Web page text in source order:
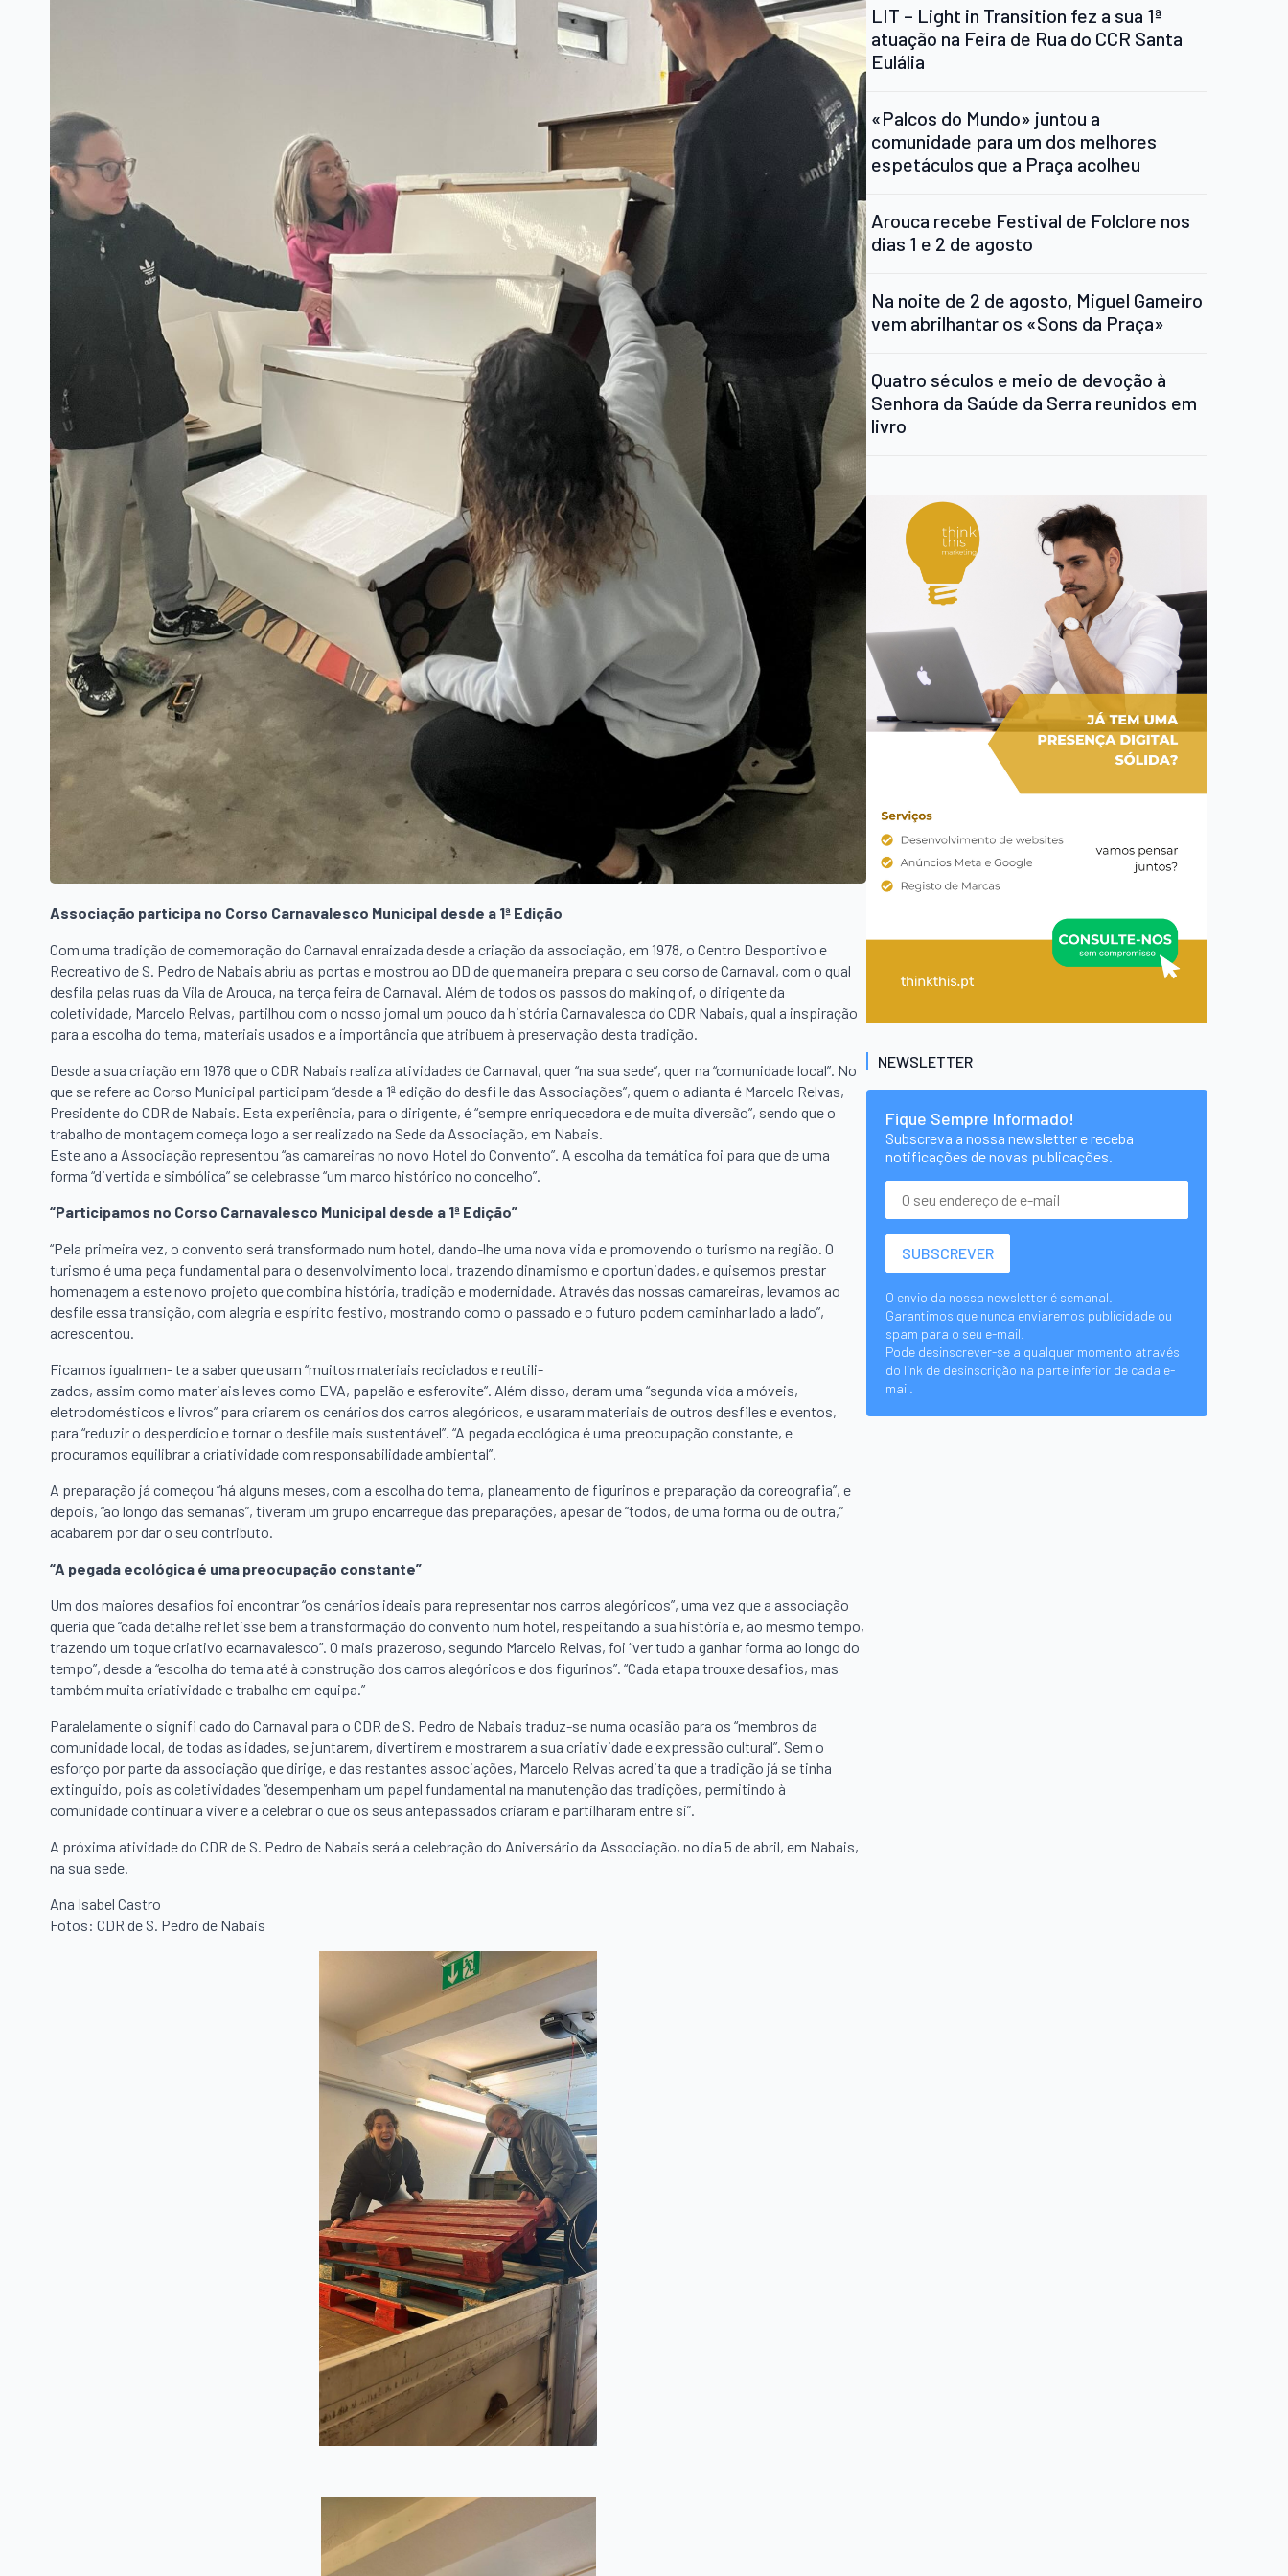
Associação participa no Corso Carnavalesco Municipal desde a 1ª Edição
Com uma tradição de comemoração do Carnaval enraizada desde a criação da associação, em 1978, o Centro Desportivo e
Recreativo de S. Pedro de Nabais abriu as portas e mostrou ao DD de que maneira prepara o seu corso de Carnaval, com o qual
desfila pelas ruas da Vila de Arouca, na terça feira de Carnaval. Além de todos os passos do making of, o dirigente da
coletividade, Marcelo Relvas, partilhou com o nosso jornal um pouco da história Carnavalesca do CDR Nabais, qual a inspiração
para a escolha do tema, materiais usados e a importância que atribuem à preservação desta tradição.
Desde a sua criação em 1978 que o CDR Nabais realiza atividades de Carnaval, quer “na sua sede”, quer na “comunidade local”. No
que se refere ao Corso Municipal participam “desde a 1ª edição do desfi le das Associações”, quem o adianta é Marcelo Relvas,
Presidente do CDR de Nabais. Esta experiência, para o dirigente, é “sempre enriquecedora e de muita diversão”, sendo que o
trabalho de montagem começa logo a ser realizado na Sede da Associação, em Nabais.
Este ano a Associação representou “as camareiras no novo Hotel do Convento”. A escolha da temática foi para que de uma
forma “divertida e simbólica” se celebrasse “um marco histórico no concelho”.
“Participamos no Corso Carnavalesco Municipal desde a 1ª Edição”
“Pela primeira vez, o convento será transformado num hotel, dando-lhe uma nova vida e promovendo o turismo na região. O
turismo é uma peça fundamental para o desenvolvimento local, trazendo dinamismo e oportunidades, e quisemos prestar
homenagem a este novo projeto que combina história, tradição e modernidade. Através das nossas camareiras, levamos ao
desfile essa transição, com alegria e espírito festivo, mostrando como o passado e o futuro podem caminhar lado a lado”,
acrescentou.
Ficamos igualmen- te a saber que usam “muitos materiais reciclados e reutili-
zados, assim como materiais leves como EVA, papelão e esferovite”. Além disso, deram uma “segunda vida a móveis,
eletrodomésticos e livros” para criarem os cenários dos carros alegóricos, e usaram materiais de outros desfiles e eventos,
para “reduzir o desperdício e tornar o desfile mais sustentável”. “A pegada ecológica é uma preocupação constante, e
procuramos equilibrar a criatividade com responsabilidade ambiental”.
A preparação já começou “há alguns meses, com a escolha do tema, planeamento de figurinos e preparação da coreografia”, e
depois, “ao longo das semanas”, tiveram um grupo encarregue das preparações, apesar de “todos, de uma forma ou de outra,”
acabarem por dar o seu contributo.
“A pegada ecológica é uma preocupação constante”
Um dos maiores desafios foi encontrar “os cenários ideais para representar nos carros alegóricos”, uma vez que a associação
queria que “cada detalhe refletisse bem a transformação do convento num hotel, respeitando a sua história e, ao mesmo tempo,
trazendo um toque criativo ecarnavalesco”. O mais prazeroso, segundo Marcelo Relvas, foi “ver tudo a ganhar forma ao longo do
tempo”, desde a “escolha do tema até à construção dos carros alegóricos e dos figurinos”. “Cada etapa trouxe desafios, mas
também muita criatividade e trabalho em equipa.”
Paralelamente o signifi cado do Carnaval para o CDR de S. Pedro de Nabais traduz-se numa ocasião para os “membros da
comunidade local, de todas as idades, se juntarem, divertirem e mostrarem a sua criatividade e expressão cultural”. Sem o
esforço por parte da associação que dirige, e das restantes associações, Marcelo Relvas acredita que a tradição já se tinha
extinguido, pois as coletividades “desempenham um papel fundamental na manutenção das tradições, permitindo à
comunidade continuar a viver e a celebrar o que os seus antepassados criaram e partilharam entre si”.
A próxima atividade do CDR de S. Pedro de Nabais será a celebração do Aniversário da Associação, no dia 5 de abril, em Nabais,
na sua sede.
Ana Isabel Castro
Fotos: CDR de S. Pedro de Nabais
LIT – Light in Transition fez a sua 1ª
atuação na Feira de Rua do CCR Santa
Eulália
«Palcos do Mundo» juntou a
comunidade para um dos melhores
espetáculos que a Praça acolheu
Arouca recebe Festival de Folclore nos
dias 1 e 2 de agosto
Na noite de 2 de agosto, Miguel Gameiro
vem abrilhantar os «Sons da Praça»
Quatro séculos e meio de devoção à
Senhora da Saúde da Serra reunidos em
livro
NEWSLETTER
Fique Sempre Informado!
Subscreva a nossa newsletter e receba
notificações de novas publicações.
O envio da nossa newsletter é semanal.
Garantimos que nunca enviaremos publicidade ou
spam para o seu e-mail.
Pode desinscrever-se a qualquer momento através
do link de desinscrição na parte inferior de cada e-
mail.